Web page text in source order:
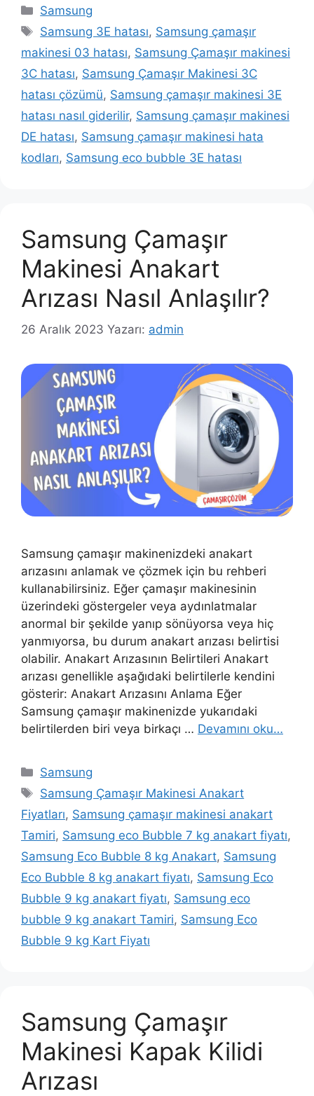
Kategoriler
Samsung
Etiketler
Samsung 3E hatası, Samsung çamaşır
makinesi 03 hatası, Samsung Çamaşır makinesi
3C hatası, Samsung Çamaşır Makinesi 3C
hatası çözümü, Samsung çamaşır makinesi 3E
hatası nasıl giderilir, Samsung çamaşır makinesi
DE hatası, Samsung çamaşır makinesi hata
kodları, Samsung eco bubble 3E hatası
Samsung Çamaşır
Makinesi Anakart
Arızası Nasıl Anlaşılır?
26 Aralık 2023 Yazarı: admin
Samsung çamaşır makinenizdeki anakart
arızasını anlamak ve çözmek için bu rehberi
kullanabilirsiniz. Eğer çamaşır makinesinin
üzerindeki göstergeler veya aydınlatmalar
anormal bir şekilde yanıp sönüyorsa veya hiç
yanmıyorsa, bu durum anakart arızası belirtisi
olabilir. Anakart Arızasının Belirtileri Anakart
arızası genellikle aşağıdaki belirtilerle kendini
gösterir: Anakart Arızasını Anlama Eğer
Samsung çamaşır makinenizde yukarıdaki
belirtilerden biri veya birkaçı … Devamını oku…
Kategoriler
Samsung
Etiketler
Samsung Çamaşır Makinesi Anakart
Fiyatları, Samsung çamaşır makinesi anakart
Tamiri, Samsung eco Bubble 7 kg anakart fiyatı,
Samsung Eco Bubble 8 kg Anakart, Samsung
Eco Bubble 8 kg anakart fiyatı, Samsung Eco
Bubble 9 kg anakart fiyatı, Samsung eco
bubble 9 kg anakart Tamiri, Samsung Eco
Bubble 9 kg Kart Fiyatı
Samsung Çamaşır
Makinesi Kapak Kilidi
Arızası